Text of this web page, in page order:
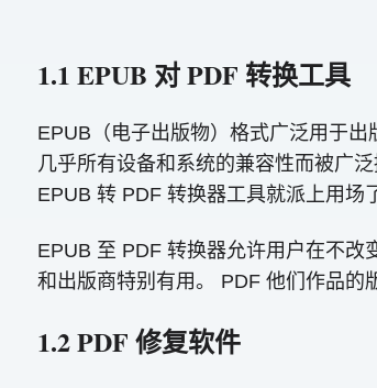
1.1 EPUB 对 PDF 转换工具
EPUB（电子出版物）格式广泛用于
几乎所有设备和系统的兼容性而被广
EPUB 转 PDF 转换器工具就派上用场
EPUB 至 PDF 转换器允许用户在不改
和出版商特别有用。 PDF 他们作品的
1.2 PDF 修复软件